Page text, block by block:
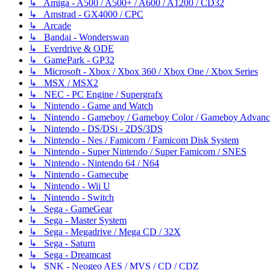
↳ Amiga - A500 / A500+ / A600 / A1200 / CD32
↳ Amstrad - GX4000 / CPC
↳ Arcade
↳ Bandai - Wonderswan
↳ Everdrive & ODE
↳ GamePark - GP32
↳ Microsoft - Xbox / Xbox 360 / Xbox One / Xbox Series
↳ MSX / MSX2
↳ NEC - PC Engine / Supergrafx
↳ Nintendo - Game and Watch
↳ Nintendo - Gameboy / Gameboy Color / Gameboy
↳ Nintendo - DS/DSi - 2DS/3DS
↳ Nintendo - Nes / Famicom / Famicom Disk System
↳ Nintendo - Super Nintendo / Super Famicom / SNES
↳ Nintendo - Nintendo 64 / N64
↳ Nintendo - Gamecube
↳ Nintendo - Wii U
↳ Nintendo - Switch
↳ Sega - GameGear
↳ Sega - Master System
↳ Sega - Megadrive / Mega CD / 32X
↳ Sega - Saturn
↳ Sega - Dreamcast
↳ SNK - Neogeo AES / MVS / CD / CDZ